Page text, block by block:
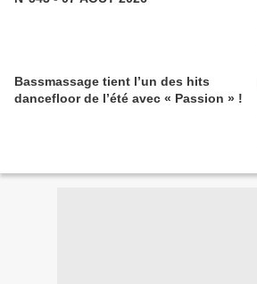
Bassmassage tient l’un des hits
dancefloor de l’été avec « Passion » !